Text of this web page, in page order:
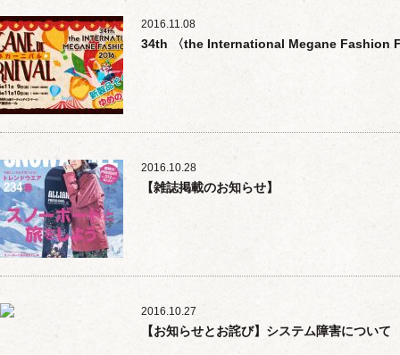
2016.11.08
34th 〈the International Megane Fashion
2016.10.28
【雑誌掲載のお知らせ】
2016.10.27
【お知らせとお詫び】システム障害について